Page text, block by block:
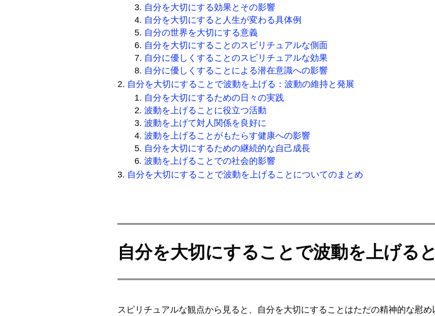
自分を大切にする効果とその影響
自分を大切にすると人生が変わる具体例
自分の世界を大切にする意義
自分を大切にすることのスピリチュアルな側面
自分に優しくすることのスピリチュアルな効果
自分に優しくすることによる潜在意識への影響
自分を大切にすることで波動を上げる：波動の維持と発展
自分を大切にするための日々の実践
波動を上げることに役立つ活動
波動を上げて対人関係を良好に
波動を上げることがもたらす健康への影響
自分を大切にするための継続的な自己成長
波動を上げることでの社会的影響
自分を大切にすることで波動を上げることについてのまとめ
自分を大切にすることで波動を上げる
スピリチュアルな観点から見ると、自分を大切にすることはただの精神的な慰